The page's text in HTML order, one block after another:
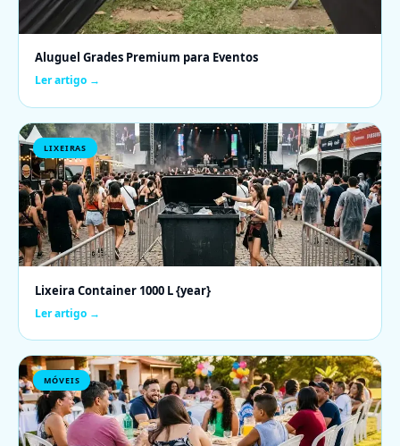
Aluguel Grades Premium para Eventos
Ler artigo →
LIXEIRAS
Lixeira Container 1000 L {year}
Ler artigo →
MÓVEIS